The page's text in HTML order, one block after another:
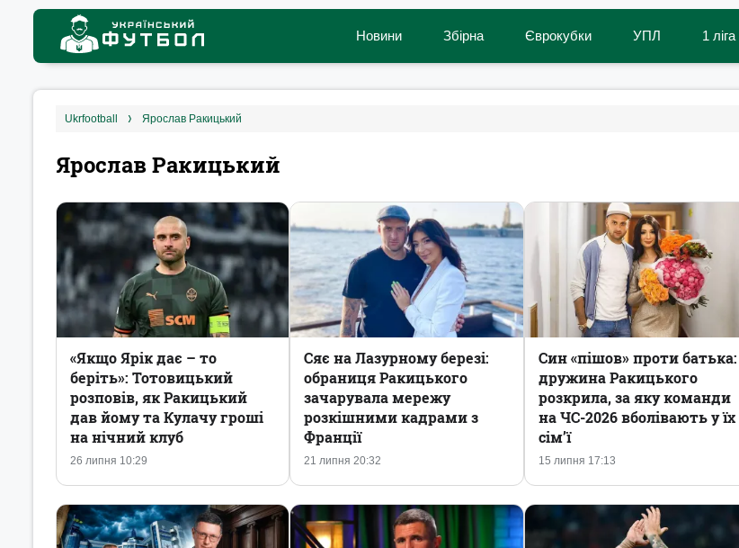
Новини Збірна Єврокубки УПЛ 1 ліга
ukrfootball Ярослав Ракицький
Ярослав Ракицький
26 липня 10:29
«Якщо Ярік дає – то
беріть»: Тотовицький
розповів, як Ракицький
дав йому та Кулачу гроші
на нічний клуб
21 липня 20:32
Сяє на Лазурному березі:
обраниця Ракицького
зачарувала мережу
розкішними кадрами з
Франції
15 липня 17:13
Син «пішов‎» проти батька:
дружина Ракицького
розкрила, за яку команди
на ЧС-2026 вболівають у їх
сім’ї